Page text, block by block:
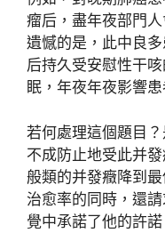
瘤后，盡年夜部門
遺憾的是，此中良
后持久受安慰性干
眠，年夜年夜影響
若何處理這個題目
不成防止地受此并
般類的并發癥降到
治愈率的同時，還
覺中承諾了他的許